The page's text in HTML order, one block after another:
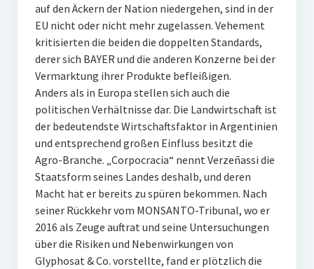
auf den Äckern der Nation niedergehen, sind in der
EU nicht oder nicht mehr zugelassen. Vehement
kritisierten die beiden die doppelten Standards,
derer sich BAYER und die anderen Konzerne bei der
Vermarktung ihrer Produkte befleißigen.
Anders als in Europa stellen sich auch die
politischen Verhältnisse dar. Die Landwirtschaft ist
der bedeutendste Wirtschaftsfaktor in Argentinien
und entsprechend großen Einfluss besitzt die
Agro-Branche. „Corpocracia“ nennt Verzeñassi die
Staatsform seines Landes deshalb, und deren
Macht hat er bereits zu spüren bekommen. Nach
seiner Rückkehr vom MONSANTO-Tribunal, wo er
2016 als Zeuge auftrat und seine Untersuchungen
über die Risiken und Nebenwirkungen von
Glyphosat & Co. vorstellte, fand er plötzlich die